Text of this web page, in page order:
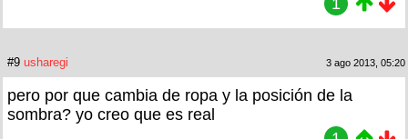
1
#9 usharegi 3 ago 2013, 05:20
pero por que cambia de ropa y la posición de la
sombra? yo creo que es real